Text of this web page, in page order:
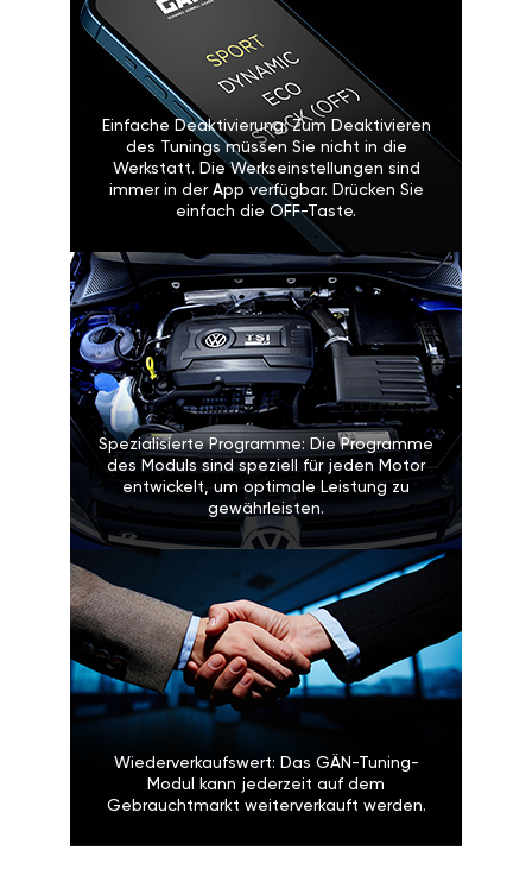
Einfache Deaktivierung: Zum Deaktivieren
des Tunings müssen Sie nicht in die
Werkstatt. Die Werkseinstellungen sind
immer in der App verfügbar. Drücken Sie
einfach die OFF-Taste.
Spezialisierte Programme: Die Programme
des Moduls sind speziell für jeden Motor
entwickelt, um optimale Leistung zu
gewährleisten.
Wiederverkaufswert: Das GÄN-Tuning-
Modul kann jederzeit auf dem
Gebrauchtmarkt weiterverkauft werden.